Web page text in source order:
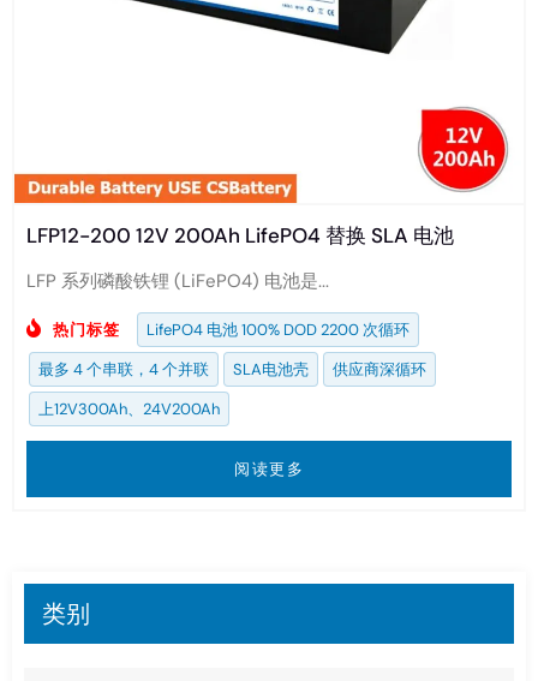
类别
LFP12-200 12V 200Ah LifePO4 替换 SLA 电池
LFP 系列磷酸铁锂 (LiFePO4) 电池是...
热门标签
LifePO4 电池 100% DOD 2200 次循环
最多 4 个串联，4 个并联
SLA电池壳
供应商深循环
上12V300Ah、24V200Ah
阅读更多